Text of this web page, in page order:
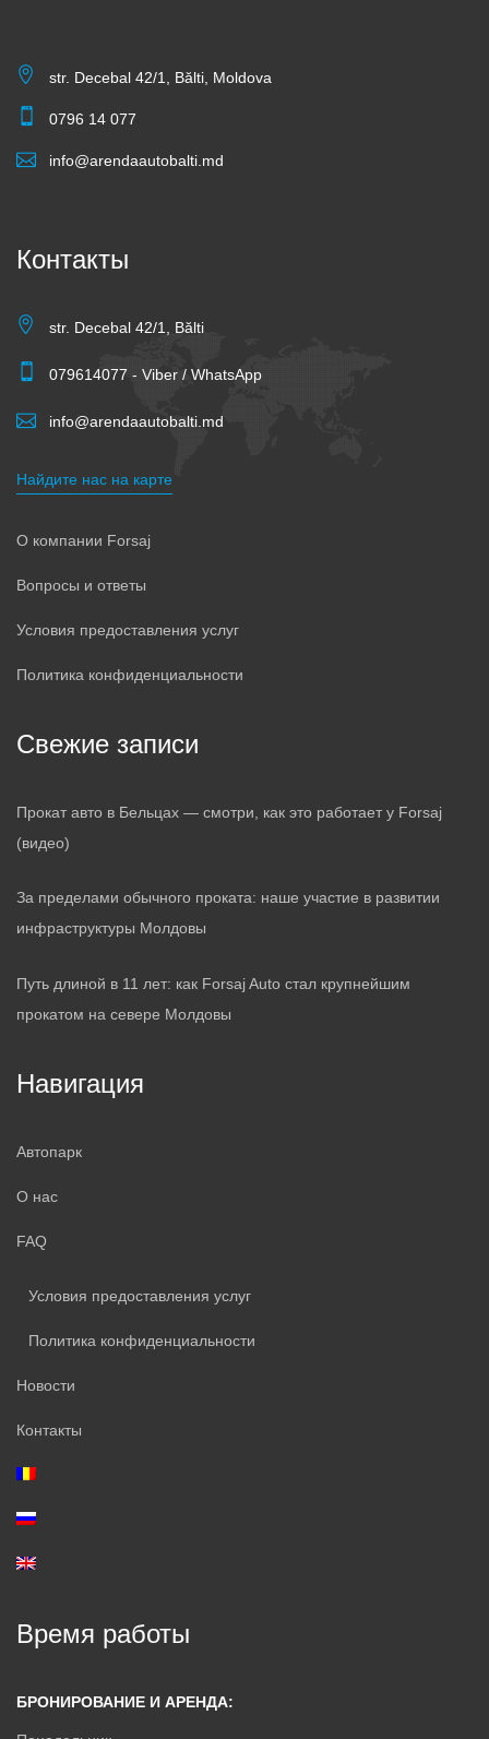
str. Decebal 42/1, Bălti, Moldova
0796 14 077
info@arendaautobalti.md
Контакты
str. Decebal 42/1, Bălti
079614077 - Viber / WhatsApp
info@arendaautobalti.md
Найдите нас на карте
О компании Forsaj
Вопросы и ответы
Условия предоставления услуг
Политика конфиденциальности
Свежие записи
Прокат авто в Бельцах — смотри, как это работает у Forsaj
(видео)
За пределами обычного проката: наше участие в развитии
инфраструктуры Молдовы
Путь длиной в 11 лет: как Forsaj Auto стал крупнейшим
прокатом на севере Молдовы
Навигация
Автопарк
О нас
FAQ
Условия предоставления услуг
Политика конфиденциальности
Новости
Контакты
Время работы
БРОНИРОВАНИЕ И АРЕНДА: